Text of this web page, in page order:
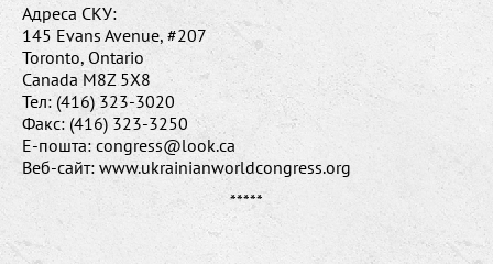
Адреса СКУ:
145 Evans Avenue, #207
Toronto, Ontario
Canada M8Z 5X8
Тел: (416) 323-3020
Факс: (416) 323-3250
Е-пошта: congress@look.ca
Веб-сайт: www.ukrainianworldcongress.org
*****